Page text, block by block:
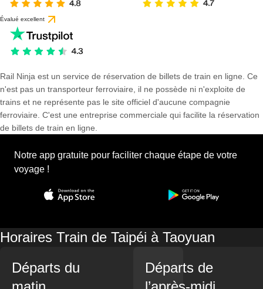
Évalué excellent
Rail Ninja est un service de réservation de billets de train en ligne. Ce
n'est pas un transporteur ferroviaire, il ne possède ni n'exploite de
trains et ne représente pas le site officiel d'aucune compagnie
ferroviaire. C'est une entreprise commerciale qui facilite la réservation
de billets de train en ligne.
Notre app gratuite pour faciliter chaque étape de votre
voyage !
Horaires Train de Taipéi à Taoyuan
Départs du
Départs de